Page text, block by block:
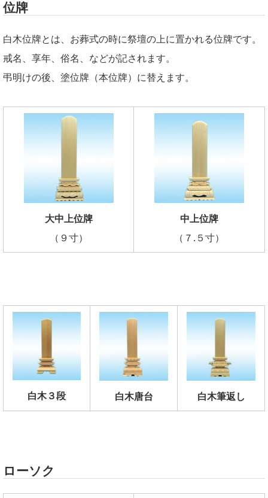
位牌
白木位牌とは、お葬式の時に祭壇の上に置かれる位牌です。
戒名、享年、俗名、などが記されます。
弔明けの後、塗位牌（本位牌）に替えます。
大中上位牌
（９寸）
中上位牌
（７.５寸）
白木３段 白木唐台 白木筆返し
ローソク